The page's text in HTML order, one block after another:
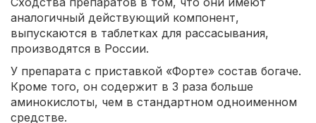
аналогичный действующий компонент,
выпускаются в таблетках для рассасывания,
производятся в России.
У препарата с приставкой «Форте» состав богаче.
Кроме того, он содержит в 3 раза больше
аминокислоты, чем в стандартном одноименном
средстве.